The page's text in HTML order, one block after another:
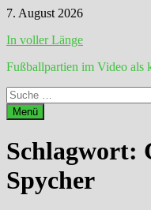
Zum
springen
7. August 2026
In voller Länge
Fußballpartien im Video als
Suche
nach:
Menü
Schlagwort:
Spycher